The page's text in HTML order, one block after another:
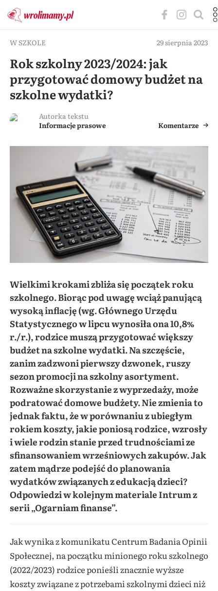
W SZKOLE 29 sierpnia 2023
Rok szkolny 2023/2024: jak
przygotować domowy budżet na
szkolne wydatki?
Autorka tekstu
Informacje prasowe
Komentarze
Wielkimi krokami zbliża się początek roku
szkolnego. Biorąc pod uwagę wciąż panującą
wysoką inflację(wg. Głównego Urzędu
Statystycznego w lipcu wynosiła ona 10,8%
r./r.), rodzice muszą przygotować większy
budżet na szkolne wydatki. Na szczęście,
zanim zadzwoni pierwszy dzwonek, ruszy
sezon promocji na szkolny asortyment.
Rozważne skorzystanie z wyprzedaży, może
podratować domowe budżety. Nie zmienia to
jednak faktu, że w porównaniu z ubiegłym
rokiem koszty, jakie poniosą rodzice, wzrosły
i wiele rodzin stanie przed trudnościami ze
sfinansowaniem wrześniowych zakupów. Jak
zatem mądrze podejść do planowania
wydatków związanych z edukacją dzieci?
Odpowiedzi w kolejnym materiale Intrum z
serii „Ogarniam finanse”.
Jak wynika z komunikatu Centrum Badania Opinii
Społecznej, na początku minionego roku szkolnego
(2022/2023) rodzice ponieśli znacznie wyższe
koszty związane z potrzebami szkolnymi dzieci niż